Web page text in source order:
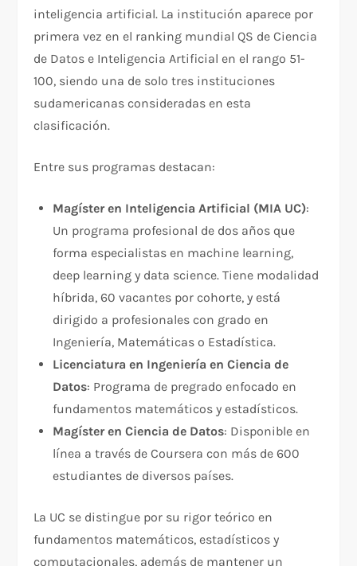
inteligencia artificial. La institución aparece por
primera vez en el ranking mundial QS de Ciencia
de Datos e Inteligencia Artificial en el rango 51-
100, siendo una de solo tres instituciones
sudamericanas consideradas en esta
clasificación.​
Entre sus programas destacan:
Magíster en Inteligencia Artificial (MIA UC):
Un programa profesional de dos años que
forma especialistas en machine learning,
deep learning y data science. Tiene modalidad
híbrida, 60 vacantes por cohorte, y está
dirigido a profesionales con grado en
Ingeniería, Matemáticas o Estadística.​
Licenciatura en Ingeniería en Ciencia de
Datos: Programa de pregrado enfocado en
fundamentos matemáticos y estadísticos.​
Magíster en Ciencia de Datos: Disponible en
línea a través de Coursera con más de 600
estudiantes de diversos países.​
La UC se distingue por su rigor teórico en
fundamentos matemáticos, estadísticos y
computacionales, además de mantener un